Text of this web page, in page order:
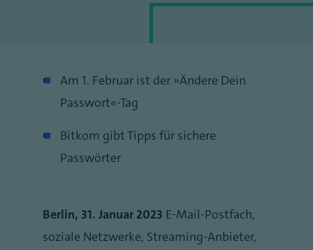
Am 1. Februar ist der „Ändere Dein
Passwort“-Tag
Bitkom gibt Tipps für sichere
Passwörter
Berlin, 31. Januar 2023 E-Mail-Postfach,
soziale Netzwerke, Streaming-Anbieter,